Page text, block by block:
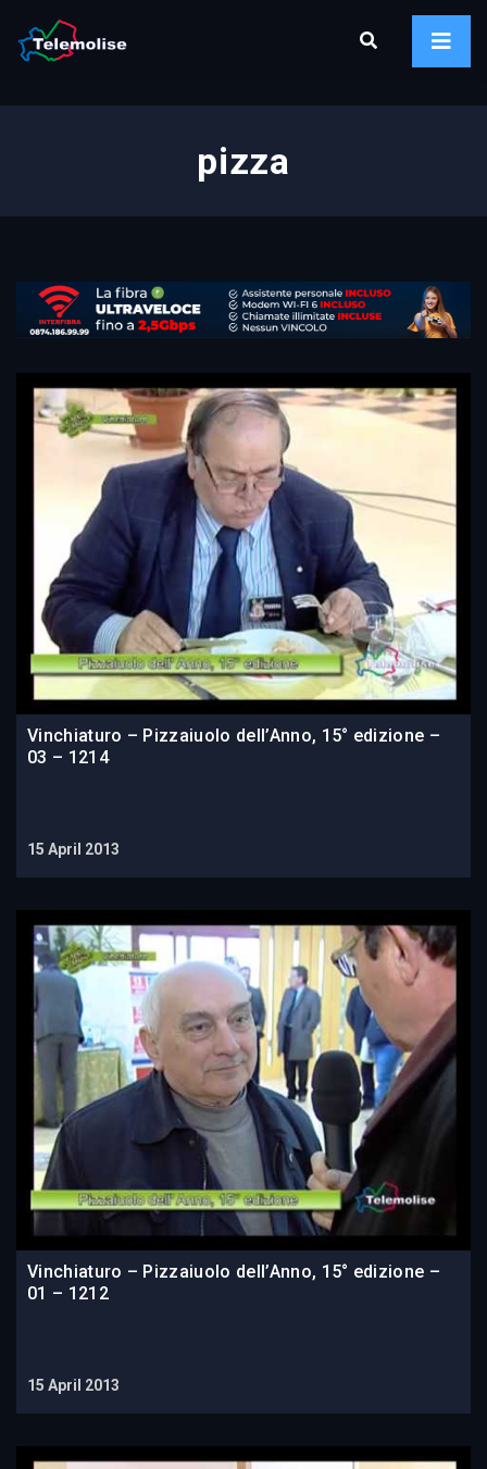
pizza
Vinchiaturo – Pizzaiuolo dell’Anno, 15° edizione –
03 – 1214
15 April 2013
Vinchiaturo – Pizzaiuolo dell’Anno, 15° edizione –
01 – 1212
15 April 2013